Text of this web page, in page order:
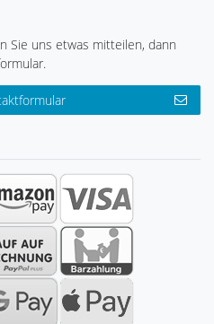
Sie uns etwas mitteilen, dann